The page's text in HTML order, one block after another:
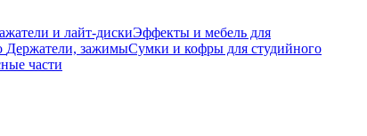
и лайт-дискиЭффекты и мебель для
Держатели, зажимыСумки и кофры для студийного
части